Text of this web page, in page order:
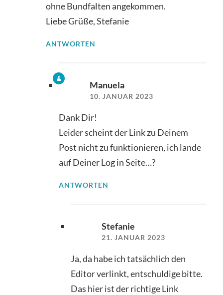
ohne Bundfalten angekommen.
Liebe Grüße, Stefanie
ANTWORTEN
Manuela
10. JANUAR 2023
Dank Dir!
Leider scheint der Link zu Deinem
Post nicht zu funktionieren, ich lande
auf Deiner Log in Seite…?
ANTWORTEN
Stefanie
21. JANUAR 2023
Ja, da habe ich tatsächlich den
Editor verlinkt, entschuldige bitte.
Das hier ist der richtige Link